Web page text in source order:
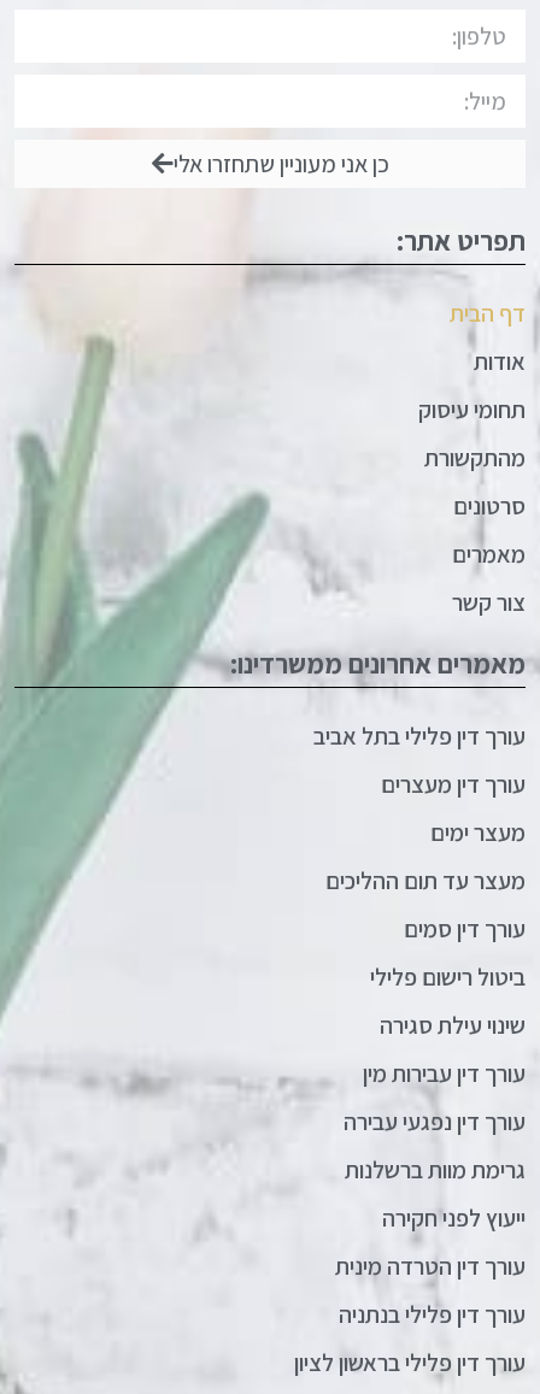
כן אני מעוניין שתחזרו אלי
תפריט אתר:
דף הבית
אודות
תחומי עיסוק
מהתקשורת
סרטונים
מאמרים
צור קשר
מאמרים אחרונים ממשרדינו:
עורך דין פלילי בתל אביב
עורך דין מעצרים
מעצר ימים
מעצר עד תום ההליכים
עורך דין סמים
ביטול רישום פלילי
שינוי עילת סגירה
עורך דין עבירות מין
עורך דין נפגעי עבירה
גרימת מוות ברשלנות
ייעוץ לפני חקירה
עורך דין הטרדה מינית
עורך דין פלילי בנתניה
עורך דין פלילי בראשון לציון